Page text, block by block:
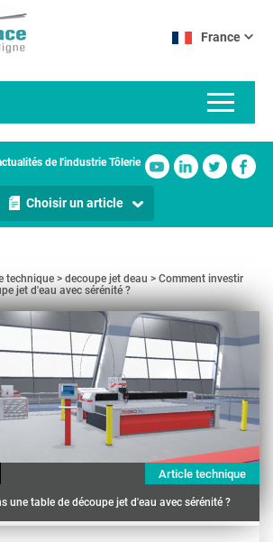
France
de l'industrie Tôlerie
Choisir un article
technique decoupe jet deau
Comment investir
jet d'eau avec sérénité ?
Article technique
une table de découpe jet d'eau avec sérénité ?